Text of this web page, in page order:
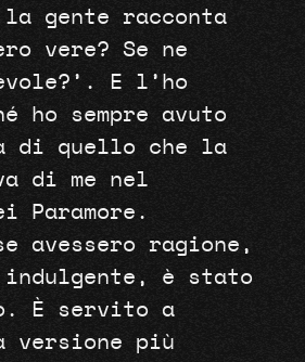
gente racconta
vere? Se ne
E l’ho
ho sempre avuto
di quello che la
di me nel
Paramore.
avessero ragione,
indulgente, è stato
È servito a
versione più